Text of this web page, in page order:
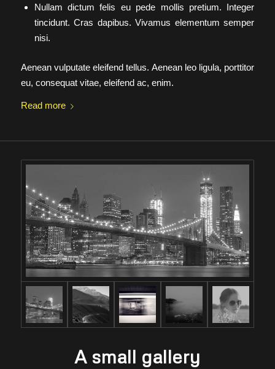
Nullam dictum felis eu pede mollis pretium. Integer
tincidunt. Cras dapibus. Vivamus elementum semper
nisi.
Aenean vulputate eleifend tellus. Aenean leo ligula, porttitor
eu, consequat vitae, eleifend ac, enim.
Read more
A small gallery